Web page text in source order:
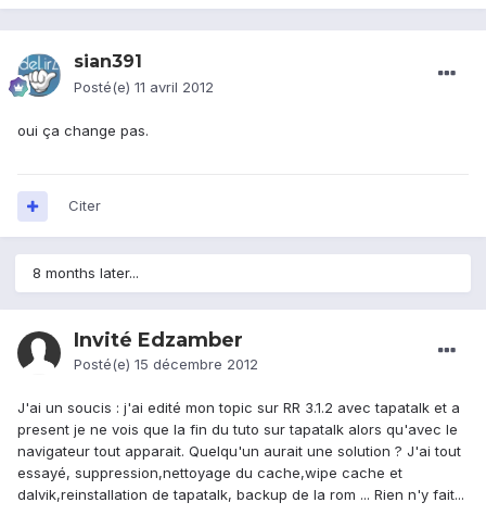
sian391
Posté(e) 11 avril 2012
oui ça change pas.
Citer
8 months later...
Invité Edzamber
Posté(e) 15 décembre 2012
J'ai un soucis : j'ai edité mon topic sur RR 3.1.2 avec tapatalk et a
present je ne vois que la fin du tuto sur tapatalk alors qu'avec le
navigateur tout apparait. Quelqu'un aurait une solution ? J'ai tout
essayé, suppression,nettoyage du cache,wipe cache et
dalvik,reinstallation de tapatalk, backup de la rom ... Rien n'y fait...